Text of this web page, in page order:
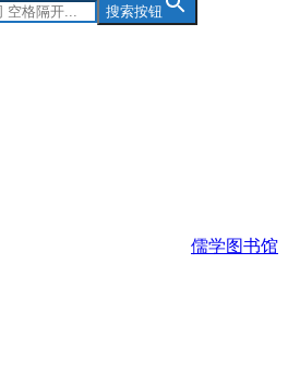
搜索按钮
儒学图书馆